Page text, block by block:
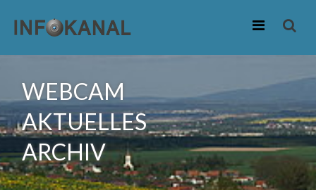
Zum
springenWEBCAM
AKTUELLES
ARCHIV